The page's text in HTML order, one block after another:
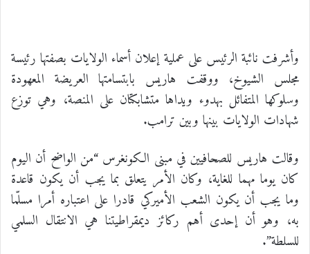
وأشرفت نائبة الرئيس على عملية إعلان أسماء الولايات بصفتها رئيسة
مجلس الشيوخ، ووقفت هاريس بابتسامتها العريضة المعهودة
وسلوكها المتفائل بهدوء ويداها متشابكتان على المنصة، وهي توزع
شهادات الولايات بينها وبين ترامب.
وقالت هاريس للصحافيين في مبنى الكونغرس “من الواضح أن اليوم
كان يوما مهما للغاية، وكان الأمر يتعلق بما يجب أن يكون قاعدة
وما يجب أن يكون الشعب الأميركي قادرا على اعتباره أمرا مسلّما
به، وهو أن إحدى أهم ركائز ديمقراطيتنا هي الانتقال السلمي
للسلطة”.